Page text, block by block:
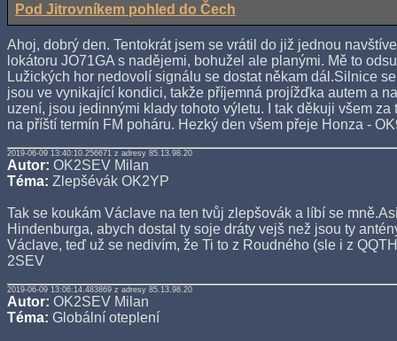
Pod Jitrovníkem pohled do Čech
Ahoj, dobrý den. Tentokrát jsem se vrátil do již jednou
lokátoru JO71GA s nadějemi, bohužel ale planými. Mě to
Lužických hor nedovolí signálu se dostat někam dál.Silnice
jsou ve vynikající kondici, takže příjemná projížďka autem a
uzení, jsou jedinnými klady tohoto výletu. I tak děkuji všem za
na příští termín FM poháru. Hezký den všem přeje Honza -
2019-06-09 13:40:10.256671 z adresy 85.13.98.20
Autor: OK2SEV Milan
Téma: Zlepšévák OK2YP
Tak se koukám Václave na ten tvůj zlepšovák a líbí se
Hindenburga, abych dostal ty soje dráty vejš než jsou ty
Václave, teď už se nedivím, že Ti to z Roudného (sle i z
2SEV
2019-06-09 13:06:14.483869 z adresy 85.13.98.20
Autor: OK2SEV Milan
Téma: Globální oteplení